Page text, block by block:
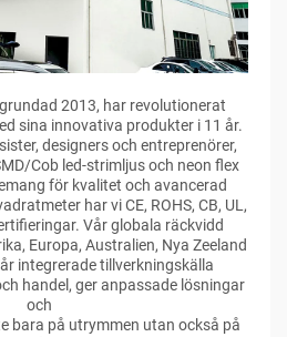
2013, har revolutionerat
sina innovativa produkter i 11 år.
designers och entreprenörer,
Cob led-strimljus och neon flex
för kvalitet och avancerad
har vi CE, ROHS, CB, UL,
Vår globala räckvidd
Europa, Australien, Nya Zeeland
integrerade tillverkningskälla
handel, ger anpassade lösningar
och
bara på utrymmen utan också på